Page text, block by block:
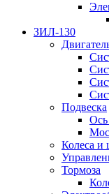
ЗИЛ-130
Подвеска
Ось
Колеса
Тормоза